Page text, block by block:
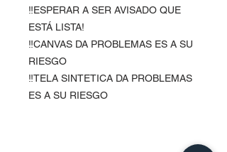
‼️ESPERAR A SER AVISADO QUE
ESTÁ LISTA!
‼️CANVAS DA PROBLEMAS ES A SU
RIESGO
‼️TELA SINTETICA DA PROBLEMAS
ES A SU RIESGO